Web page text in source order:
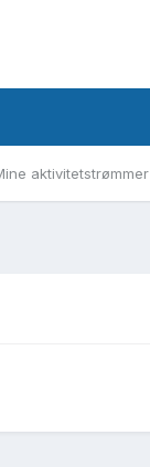
aktivitetstrømmer